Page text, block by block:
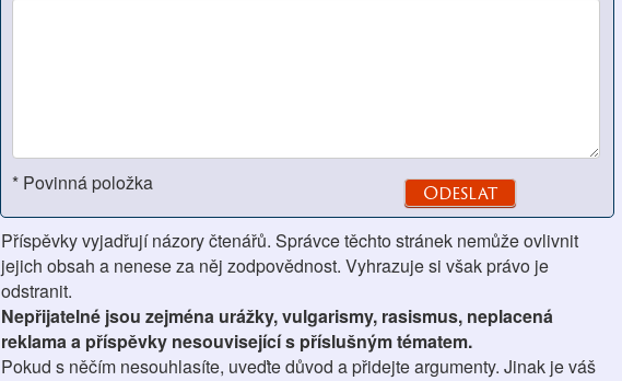
* Povinná položka
Příspěvky vyjadřují názory čtenářů. Správce těchto stránek nemůže ovlivnit
jejich obsah a nenese za něj zodpovědnost. Vyhrazuje si však právo je
odstranit.
Nepřijatelné jsou zejména urážky, vulgarismy, rasismus, neplacená
reklama a příspěvky nesouvisející s příslušným tématem.
Pokud s něčím nesouhlasíte, uveďte důvod a přidejte argumenty. Jinak je váš